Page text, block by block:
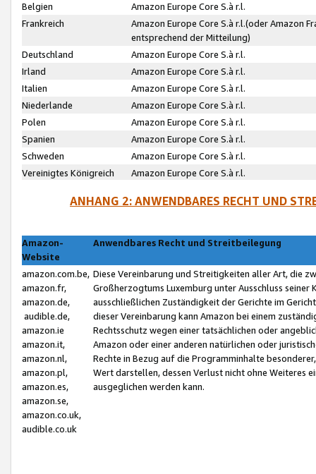
Belgien
Amazon Europe Core S.à r.l.
Frankreich
Amazon Europe Core S.à r.l.(oder Amazon
entsprechend der Mitteilung)
Deutschland
Amazon Europe Core S.à r.l.
Irland
Amazon Europe Core S.à r.l.
Italien
Amazon Europe Core S.à r.l.
Niederlande
Amazon Europe Core S.à r.l.
Polen
Amazon Europe Core S.à r.l.
Spanien
Amazon Europe Core S.à r.l.
Schweden
Amazon Europe Core S.à r.l.
Vereinigtes Königreich
Amazon Europe Core S.à r.l.
ANHANG 2: ANWENDBARES RECHT UND
Amazon-
Website
Anwendbares Recht und Streitbeilegung
amazon.com.be,
amazon.fr,
amazon.de,
audible.de,
amazon.ie
amazon.it,
amazon.nl,
amazon.pl,
amazon.es,
amazon.se,
amazon.co.uk,
audible.co.uk
Diese Vereinbarung und Streitigkeiten aller Art, die
Großherzogtums Luxemburg unter Ausschluss
ausschließlichen Zuständigkeit der Gerichte im
dieser Vereinbarung kann Amazon bei einem
Rechtsschutz wegen einer tatsächlichen oder
Amazon oder einer anderen natürlichen oder
Rechte in Bezug auf die Programminhalte
Wert darstellen, dessen Verlust nicht ohne Weiteres
ausgeglichen werden kann.